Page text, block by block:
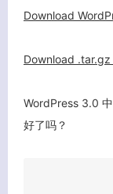
Download
Download
WordPress 3.0
好了吗？